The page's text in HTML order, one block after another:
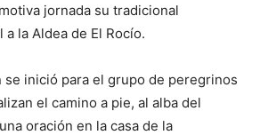
jornada su tradicional
la Aldea de El Rocío.
se inició para el grupo de peregrinos
el camino a pie, al alba del
oración en la casa de la